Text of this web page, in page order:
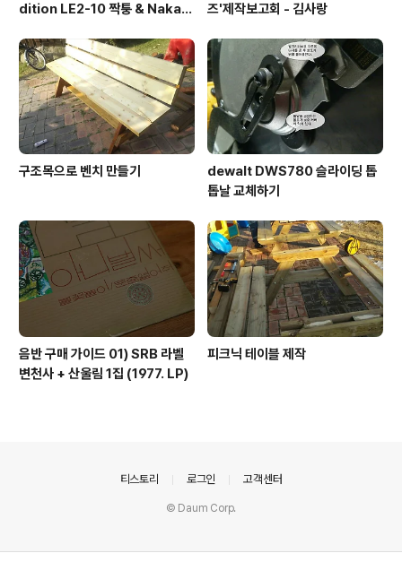
dition LE2-10 짝퉁 & Nakam
즈'제작보고회 - 김사랑
구조목으로 벤치 만들기
dewalt DWS780 슬라이딩 톱
톱날 교체하기
음반 구매 가이드 01) SRB 라벨
변천사 + 산울림 1집 (1977. LP)
피크닉 테이블 제작
티스토리 로그인 고객센터
© Daum Corp.